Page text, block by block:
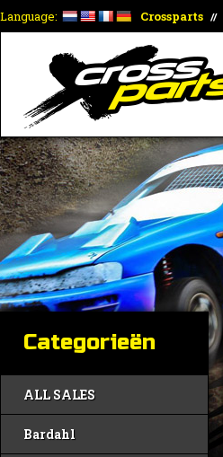
Language: Crossparts //
Categorieën
ALL SALES
Bardahl